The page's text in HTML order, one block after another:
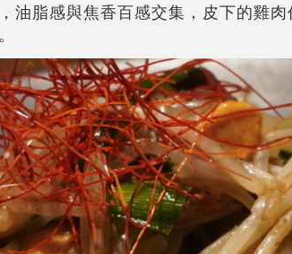
油脂感與焦香百感交集，皮下的雞